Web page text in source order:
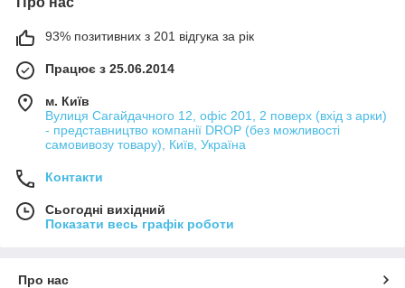
93% позитивних з 201 відгука за рік
Працює з 25.06.2014
м. Київ
Вулиця Сагайдачного 12, офіс 201, 2 поверх (вхід з арки)
- представництво компанії DROP (без можливості
самовивозу товару), Київ, Україна
Контакти
Сьогодні вихідний
Показати весь графік роботи
Про нас